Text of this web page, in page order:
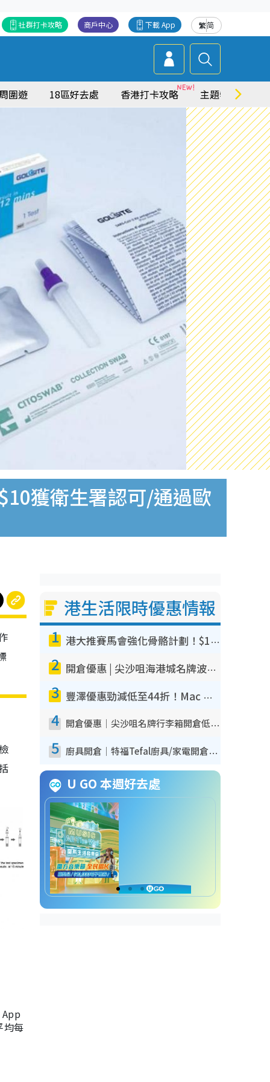
繁简
下載 App
商戶中心
社群打卡攻略
圍遊 18區好去處 香港打卡攻略 主題特集
獲衛生署認可/通過歐
均每
港生活限時優惠情報
1 港大推賽馬會強化骨骼計劃！$100骨質密度X光檢查 完成免費運動訓練送超市禮券！附參加資格
2 開倉優惠 | 尖沙咀海港城名牌波鞋開倉低至1折！On鞋$899起／Joy&Peace鞋履$98起
3 豐澤優惠勁減低至44折！Mac mini/iPhone17Pro大減價！廚房家電$220起
4 開倉優惠｜尖沙咀名牌行李箱開倉低至4折！一連5日 American Tourister/ace./Hallmark $200起！
5 廚具開倉｜特福Tefal廚具/家電開倉低至3折！$220起買平底鍋/炒鑊/湯煲！電飯煲/吸塵機/燙斗$418起
U GO 本週好去處